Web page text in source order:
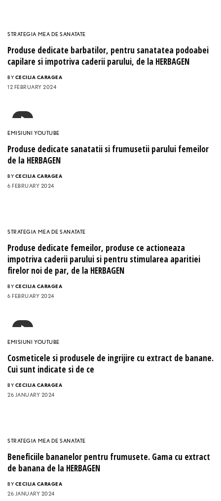
STRATEGIA MEA DE SANATATE
Produse dedicate barbatilor, pentru sanatatea podoabei
capilare si impotriva caderii parului, de la HERBAGEN
BY CECILIA CARAGEA
12 FEBRUARY 2024
EMISIUNI YOUTUBE
Produse dedicate sanatatii si frumusetii parului femeilor
de la HERBAGEN
BY CECILIA CARAGEA
6 FEBRUARY 2024
STRATEGIA MEA DE SANATATE
Produse dedicate femeilor, produse ce actioneaza
impotriva caderii parului si pentru stimularea aparitiei
firelor noi de par, de la HERBAGEN
BY CECILIA CARAGEA
6 FEBRUARY 2024
EMISIUNI YOUTUBE
Cosmeticele si produsele de ingrijire cu extract de banane.
Cui sunt indicate si de ce
BY CECILIA CARAGEA
26 JANUARY 2024
STRATEGIA MEA DE SANATATE
Beneficiile bananelor pentru frumusete. Gama cu extract
de banana de la HERBAGEN
BY CECILIA CARAGEA
26 JANUARY 2024